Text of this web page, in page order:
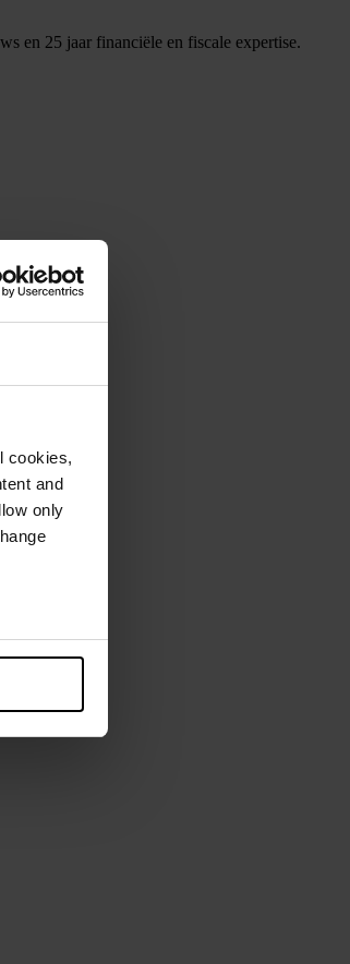
cookies,
and
only
Justice
risk
en 25 jaar financiële en fiscale expertise.